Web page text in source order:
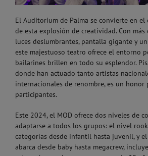
El Auditorium de Palma se convierte en
de esta explosión de creatividad. Con más
luces deslumbrantes, pantalla gigante y
este majestuoso teatro ofrece el entorno
bailarines brillen en todo su esplendor.
donde han actuado tanto artistas
internacionales de renombre, es un honor
participantes.
Este 2024, el MOD ofrece dos niveles de
adaptarse a todos los grupos: el nivel
categorías desde infantil hasta juvenil, y
abarca desde baby hasta megacrew,